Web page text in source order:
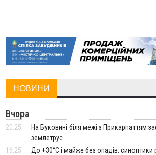
НОВИНИ
Вчора
20:25
На Буковині біля межі з Прикарпаттям
землетрус
16:25
До +30°C і майже без опадів: синоптики